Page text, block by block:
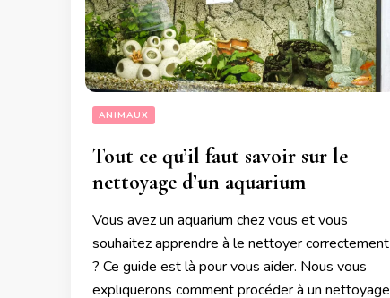
ANIMAUX
Tout ce qu’il faut savoir sur le
nettoyage d’un aquarium
Vous avez un aquarium chez vous et vous
souhaitez apprendre à le nettoyer correctement
? Ce guide est là pour vous aider. Nous vous
expliquerons comment procéder à un nettoyage